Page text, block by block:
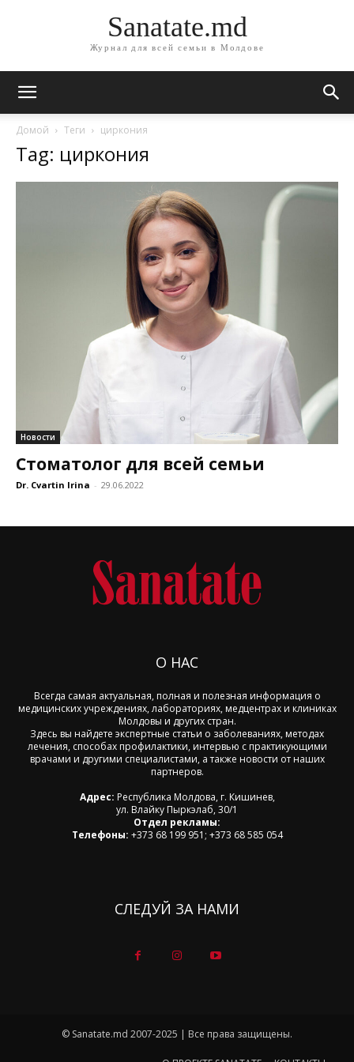
Sanatate.md
Журнал для всей семьи в Молдове
Домой Теги циркония
Tag: циркония
Новости
Стоматолог для всей семьи
Dr. Cvartin Irina - 29.06.2022
О НАС
Всегда самая актуальная, полная и полезная информация о
медицинских учреждениях, лабораториях, медцентрах и клиниках
Молдовы и других стран.
Здесь вы найдете экспертные статьи о заболеваниях, методах
лечения, способах профилактики, интервью с практикующими
врачами и другими специалистами, а также новости от наших
партнеров.
Адрес: Республика Молдова, г. Кишинев,
ул. Влайку Пыркэлаб, 30/1
Отдел рекламы:
Телефоны: +373 68 199 951; +373 68 585 054
СЛЕДУЙ ЗА НАМИ
© Sanatate.md 2007-2025 | Все права защищены.